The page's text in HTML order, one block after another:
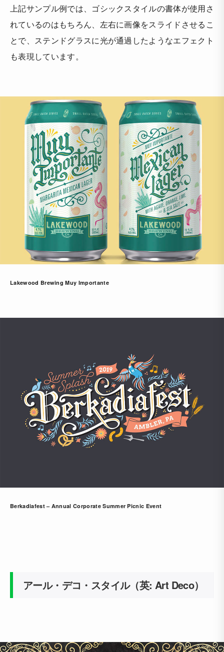
上記サンプル例では、ゴシックスタイルの書体が使用さ
れているのはもちろん、左右に画像をスライドさせるこ
とで、ステンドグラスに光が通過したようなエフェクト
も表現しています。
Lakewood Brewing Muy Importante
Berkadiafest – Annual Corporate Summer Picnic Event
アール・デコ・スタイル（英: Art Deco）